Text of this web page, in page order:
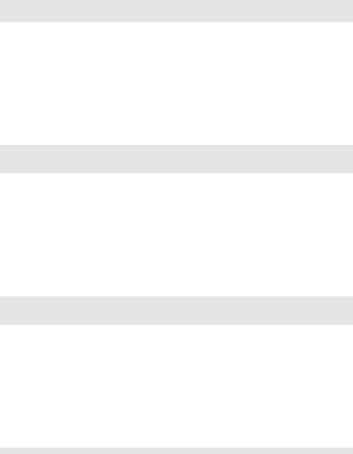
مزخرفی هستیم و تحمل حقیقت را نداریم.
روسی بود که عربده زد: روی این خاک یک آدم زنده پیدا
دوباره می‌دهد. حالا ببینید خورشید را، انگار خودش هم
جز خاموشی هیچ نیست؛ این است دنیا. چه کسی
بی‌احساس و چندش‌آور ضربه می‌زند، دوی نیمه‌شب است.
دهد، احساساتتان را به چالش بکشد و نگاهتان را به مفهوم عشق،
شما را برای مدت طولانی درگیر کند.